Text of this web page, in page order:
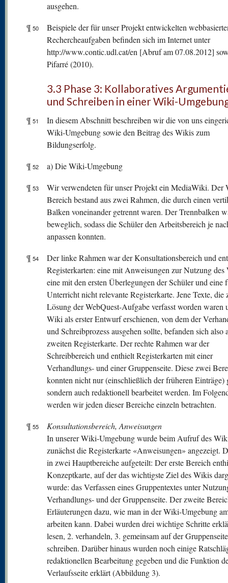
ausgehen.
¶ 50
Beispiele der für unser Projekt entwickelten
Rechercheaufgaben befinden sich im Internet unter
http://www.contic.udl.cat/en [Abruf am 07.08.2012]
Pifarré (2010).
3.3 Phase 3: Kollaboratives
und Schreiben in einer Wiki-
¶ 51
In diesem Abschnitt beschreiben wir die von uns
Wiki-Umgebung sowie den Beitrag des Wikis zum
Bildungserfolg.
¶ 52
a) Die Wiki-Umgebung
¶ 53
Wir verwendeten für unser Projekt ein MediaWiki. Der
Bereich bestand aus zwei Rahmen, die durch einen
Balken voneinander getrennt waren. Der Trennbalken
beweglich, sodass die Schüler den Arbeitsbereich je
anpassen konnten.
¶ 54
Der linke Rahmen war der Konsultationsbereich und
Registerkarten: eine mit Anweisungen zur Nutzung des
eine mit den ersten Überlegungen der Schüler und eine
Unterricht nicht relevante Registerkarte. Jene Texte, die
Lösung der WebQuest-Aufgabe verfasst worden waren
Wiki als erster Entwurf erschienen, von dem der
und Schreibprozess ausgehen sollte, befanden sich also
zweiten Registerkarte. Der rechte Rahmen war der
Schreibbereich und enthielt Registerkarten mit einer
Verhandlungs- und einer Gruppenseite. Diese zwei
konnten nicht nur (einschließlich der früheren Einträge)
sondern auch redaktionell bearbeitet werden. Im
werden wir jeden dieser Bereiche einzeln betrachten.
¶ 55
Konsultationsbereich, Anweisungen
In unserer Wiki-Umgebung wurde beim Aufruf des
zunächst die Registerkarte «Anweisungen» angezeigt.
in zwei Hauptbereiche aufgeteilt: Der erste Bereich
Konzeptkarte, auf der das wichtigste Ziel des Wikis
wurde: das Verfassen eines Gruppentextes unter
Verhandlungs- und der Gruppenseite. Der zweite
Erläuterungen dazu, wie man in der Wiki-Umgebung
arbeiten kann. Dabei wurden drei wichtige Schritte
lesen, 2. verhandeln, 3. gemeinsam auf der Gruppenseite
schreiben. Darüber hinaus wurden noch einige
redaktionellen Bearbeitung gegeben und die Funktion
Verlaufsseite erklärt (Abbildung 3).